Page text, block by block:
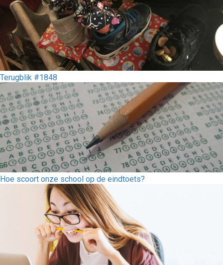
Terugblik #1848
Hoe scoort onze school op de eindtoets?